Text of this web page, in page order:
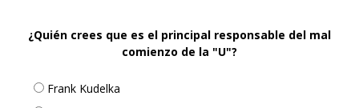
¿Quién crees que es el principal responsable del mal
comienzo de la "U"?
Frank Kudelka